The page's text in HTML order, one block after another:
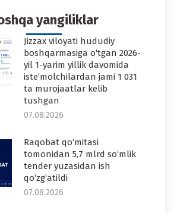
yangiliklar
Jizzax viloyati hududiy
boshqarmasiga o‘tgan 2026-
yil 1-yarim yillik davomida
iste’molchilardan jami 1 031
ta murojaatlar kelib
tushgan
07.08.2026
Raqobat qo‘mitasi
tomonidan 5,7 mlrd so‘mlik
tender yuzasidan ish
qo‘zg‘atildi
07.08.2026